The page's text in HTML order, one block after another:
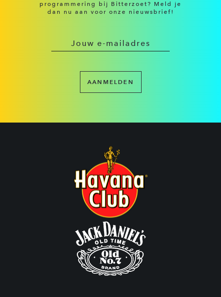
programmering bij Bitterzoet? Meld je
dan nu aan voor onze nieuwsbrief!
AANMELDEN